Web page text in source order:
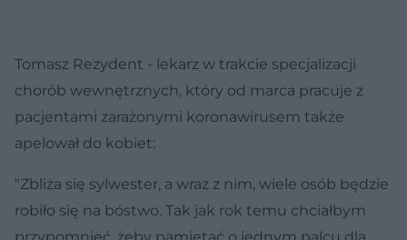
Tomasz Rezydent - lekarz w trakcie specjalizacji
chorób wewnętrznych, który od marca pracuje z
pacjentami zarażonymi koronawirusem także
apelował do kobiet:
"Zbliża się sylwester, a wraz z nim, wiele osób będzie
robiło się na bóstwo. Tak jak rok temu chciałbym